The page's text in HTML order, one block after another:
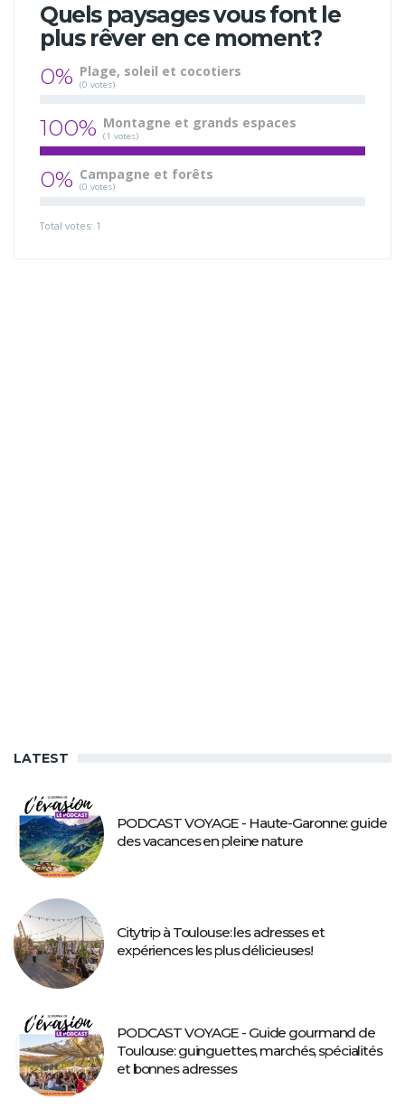
Quels paysages vous font le
plus rêver en ce moment?
0% Plage, soleil et cocotiers
(0 votes)
100% Montagne et grands espaces
(1 votes)
0% Campagne et forêts
(0 votes)
Total votes: 1
LATEST
PODCAST VOYAGE - Haute-Garonne: guide
des vacances en pleine nature
Citytrip à Toulouse: les adresses et
expériences les plus délicieuses!
PODCAST VOYAGE - Guide gourmand de
Toulouse: guinguettes, marchés, spécialités
et bonnes adresses